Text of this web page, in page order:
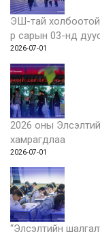
ЭШ-тай холбоотой
р сарын 03-нд
2026-07-01
2026 оны
хамрагдлаа
2026-07-01
“Элсэлтийн